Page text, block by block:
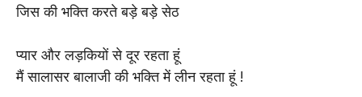
जिस की भक्ति करते बड़े बड़े सेठ
प्यार और लड़कियों से दूर रहता हूं
मैं सालासर बालाजी की भक्ति में लीन रहता हूं !